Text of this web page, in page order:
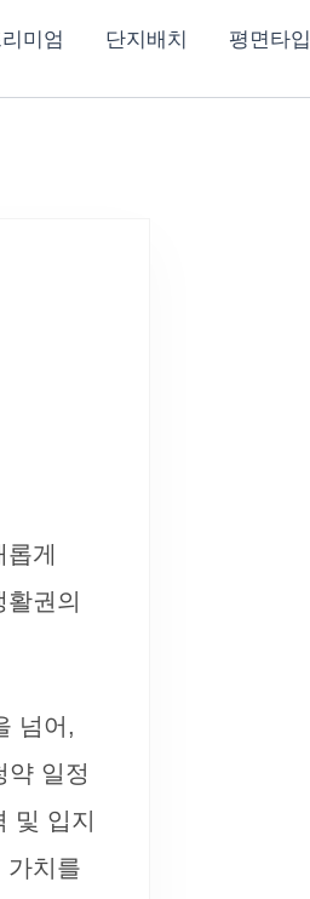
미엄 단지배치 평면타입
게
권의
넘어,
약 일정
및 입지
가치를